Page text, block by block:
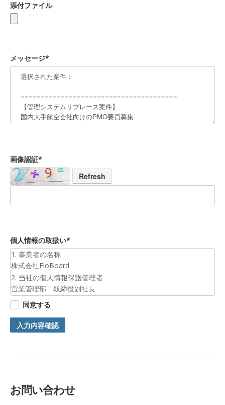
添付ファイル
メッセージ*
画像認証*
Refresh
個人情報の取扱い*
1. 事業者の名称
株式会社FloBoard
2. 当社の個人情報保護管理者
営業管理部 取締役副社長
3. 個人情報の利用目的
お預かりした個人情報は、お問合せへの対応のために利用いた
します。
4. 第三者提供について
ご入力頂く個人情報は第三者に提供しません。
正・追加・削除、利用の停止または消去、第三者への提供の停
同意する
入力内容確認
お問い合わせ